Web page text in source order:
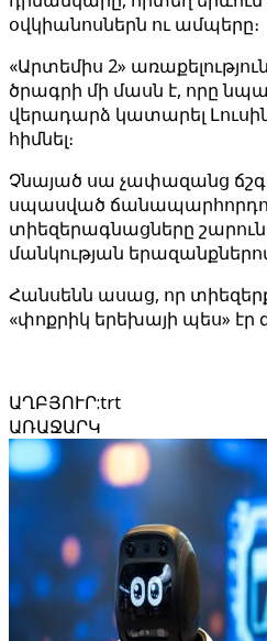
օվկիանոսներն ու ամպերը։
«Արտեմիս 2»
ծրագրի մի մասն է, որը
վերադարձ կատարել
հիմնել։
Չնայած սա չափազանց
սպասված
տիեզերագնացները
մանկության
Հանսենն ասաց, որ
«փոքրիկ երեխայի պես» էր
ԱՂԲՅՈՒՐ:trt
ԱՌԱՋԱՐԿ